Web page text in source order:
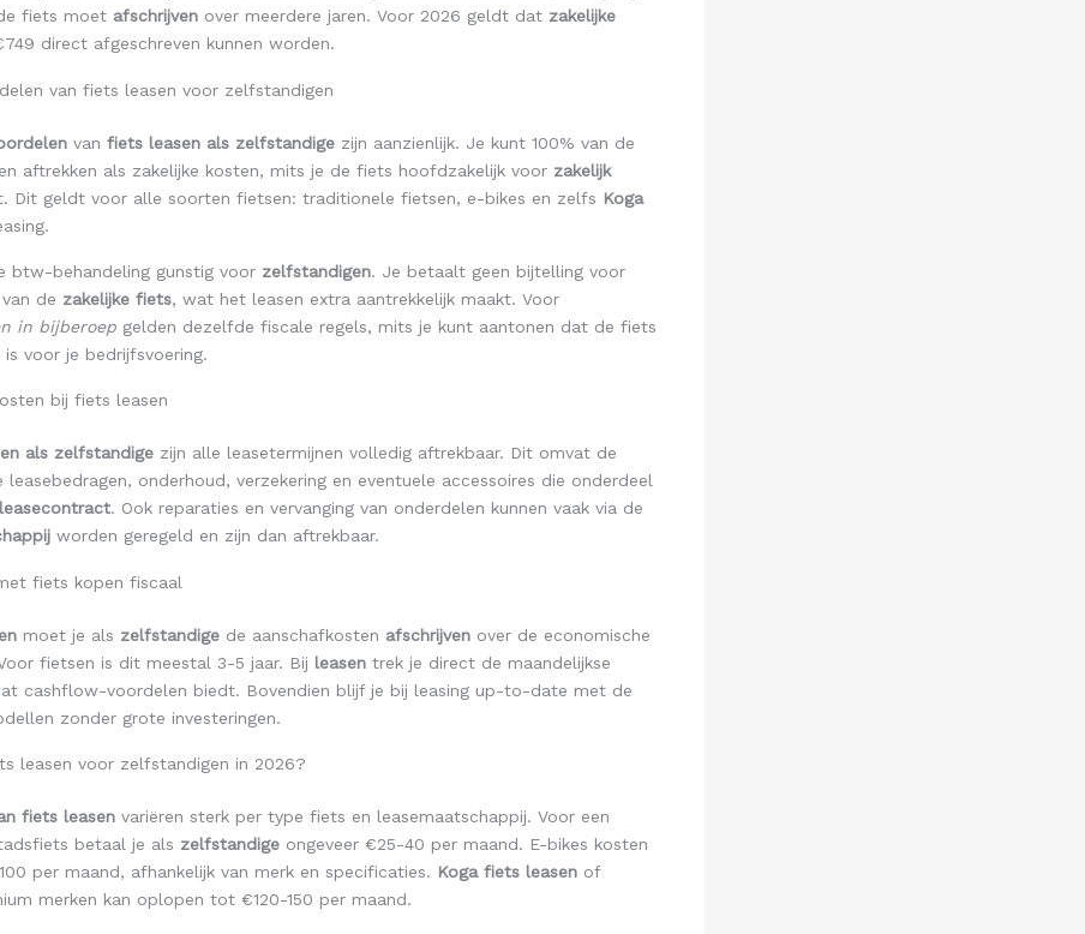
fiets moet afschrijven over meerdere jaren. Voor 2026 geldt dat zakelijke
direct afgeschreven kunnen worden.
van fiets leasen voor zelfstandigen
van fiets leasen als zelfstandige zijn aanzienlijk. Je kunt 100% van de
aftrekken als zakelijke kosten, mits je de fiets hoofdzakelijk voor zakelijk
Dit geldt voor alle soorten fietsen: traditionele fietsen, e-bikes en zelfs Koga
btw-behandeling gunstig voor zelfstandigen. Je betaalt geen bijtelling voor
de zakelijke fiets, wat het leasen extra aantrekkelijk maakt. Voor
in bijberoep gelden dezelfde fiscale regels, mits je kunt aantonen dat de fiets
is voor je bedrijfsvoering.
bij fiets leasen
als zelfstandige zijn alle leasetermijnen volledig aftrekbaar. Dit omvat de
leasebedragen, onderhoud, verzekering en eventuele accessoires die onderdeel
leasecontract. Ook reparaties en vervanging van onderdelen kunnen vaak via de
worden geregeld en zijn dan aftrekbaar.
fiets kopen fiscaal
moet je als zelfstandige de aanschafkosten afschrijven over de economische
fietsen is dit meestal 3-5 jaar. Bij leasen trek je direct de maandelijkse
cashflow-voordelen biedt. Bovendien blijf je bij leasing up-to-date met de
zonder grote investeringen.
leasen voor zelfstandigen in 2026?
fiets leasen variëren sterk per type fiets en leasemaatschappij. Voor een
betaal je als zelfstandige ongeveer €25-40 per maand. E-bikes kosten
per maand, afhankelijk van merk en specificaties. Koga fiets leasen of
merken kan oplopen tot €120-150 per maand.